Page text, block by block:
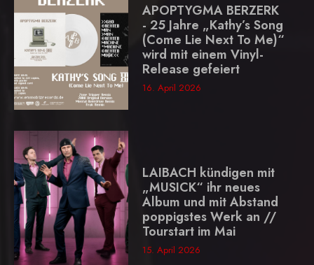
APOPTYGMA BERZERK
- 25 Jahre „Kathy’s Song
(Come Lie Next To Me)“
wird mit einem Vinyl-
Release gefeiert
16. April 2026
LAIBACH kündigen mit
„MUSICK“ ihr neues
Album und mit Abstand
poppigstes Werk an //
Tourstart im Mai
15. April 2026